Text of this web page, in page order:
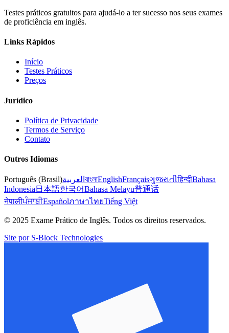
Testes práticos gratuitos para ajudá-lo a ter sucesso nos seus exames
de proficiência em inglês.
Links Rápidos
Início
Testes Práticos
Preços
Jurídico
Política de Privacidade
Termos de Serviço
Contato
Outros Idiomas
Português (Brasil)العربية বাংলাEnglishFrançaisગુજરાતીहिन्दीBahasa
Indonesia 日本語한국어Bahasa Melayu普通话
नेपालीਪੰਜਾਬੀEspañolภาษาไทยTiếng Việt
© 2025 Exame Prático de Inglês. Todos os direitos reservados.
Site por S-Block Technologies